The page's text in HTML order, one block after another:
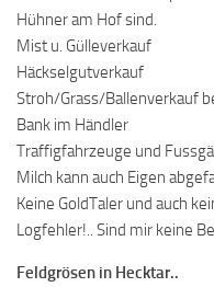
Hühner am Hof sind.
Mist u. Gülleverkauf
Häckselgutverkauf
Stroh/Grass/Ballenverkauf
Bank im Händler
Traffigfahrzeuge und
Milch kann auch Eigen
Keine GoldTaler und auch
Logfehler!.. Sind mir keine
Feldgrösen in Hecktar..